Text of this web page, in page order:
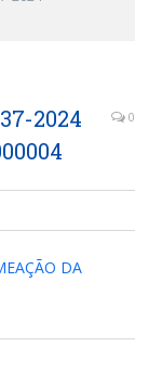
2024
0
DA